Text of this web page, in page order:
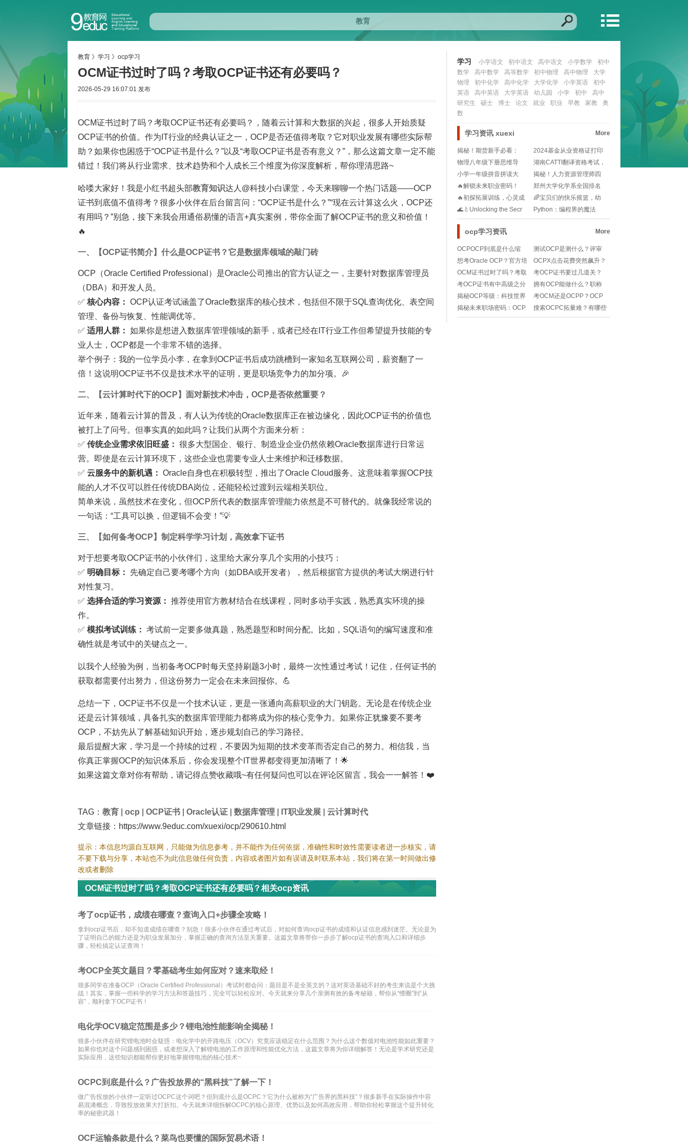
教育 》 学习 》 ocp学习
OCM证书过时了吗？考取OCP证书还有必要吗？
2026-05-29 16:07:01 发布
OCM证书过时了吗？考取OCP证书还有必要吗？，随着云计算和大数据的兴起，很多人开始质疑
OCP证书的价值。作为IT行业的经典认证之一，OCP是否还值得考取？它对职业发展有哪些实际帮
助？如果你也困惑于“OCP证书是什么？”以及“考取OCP证书是否有意义？”，那么这篇文章一定不能
错过！我们将从行业需求、技术趋势和个人成长三个维度为你深度解析，帮你理清思路~
哈喽大家好！我是小红书超头部教育知识达人@科技小白课堂，今天来聊聊一个热门话题——OCP
证书到底值不值得考？很多小伙伴在后台留言问：“OCP证书是什么？”“现在云计算这么火，OCP还
有用吗？”别急，接下来我会用通俗易懂的语言+真实案例，带你全面了解OCP证书的意义和价值！
🔥
一、【OCP证书简介】什么是OCP证书？它是数据库领域的敲门砖
OCP（Oracle Certified Professional）是Oracle公司推出的官方认证之一，主要针对数据库管理员
（DBA）和开发人员。
✅ 核心内容： OCP认证考试涵盖了Oracle数据库的核心技术，包括但不限于SQL查询优化、表空间
管理、备份与恢复、性能调优等。
✅ 适用人群： 如果你是想进入数据库管理领域的新手，或者已经在IT行业工作但希望提升技能的专
业人士，OCP都是一个非常不错的选择。
举个例子：我的一位学员小李，在拿到OCP证书后成功跳槽到一家知名互联网公司，薪资翻了一
倍！这说明OCP证书不仅是技术水平的证明，更是职场竞争力的加分项。🎉
二、【云计算时代下的OCP】面对新技术冲击，OCP是否依然重要？
近年来，随着云计算的普及，有人认为传统的Oracle数据库正在被边缘化，因此OCP证书的价值也
被打上了问号。但事实真的如此吗？让我们从两个方面来分析：
✅ 传统企业需求依旧旺盛： 很多大型国企、银行、制造业企业仍然依赖Oracle数据库进行日常运
营。即使是在云计算环境下，这些企业也需要专业人士来维护和迁移数据。
✅ 云服务中的新机遇： Oracle自身也在积极转型，推出了Oracle Cloud服务。这意味着掌握OCP技
能的人才不仅可以胜任传统DBA岗位，还能轻松过渡到云端相关职位。
简单来说，虽然技术在变化，但OCP所代表的数据库管理能力依然是不可替代的。就像我经常说的
一句话：“工具可以换，但逻辑不会变！”💡
三、【如何备考OCP】制定科学学习计划，高效拿下证书
对于想要考取OCP证书的小伙伴们，这里给大家分享几个实用的小技巧：
✅ 明确目标：
先确定自己要考哪个方向（如DBA或开发者），然后根据官方提供的考试大纲进行针
对性复习。
✅ 选择合适的学习资源： 推荐使用官方教材结合在线课程，同时多动手实践，熟悉真实环境的操
作。
✅ 模拟考试训练： 考试前一定要多做真题，熟悉题型和时间分配。比如，SQL语句的编写速度和准
确性就是考试中的关键点之一。
以我个人经验为例，当初备考OCP时每天坚持刷题3小时，最终一次性通过考试！记住，任何证书的
获取都需要付出努力，但这份努力一定会在未来回报你。💪
总结一下，OCP证书不仅是一个技术认证，更是一张通向高薪职业的大门钥匙。无论是在传统企业
还是云计算领域，具备扎实的数据库管理能力都将成为你的核心竞争力。如果你正犹豫要不要考
OCP，不妨先从了解基础知识开始，逐步规划自己的学习路径。
最后提醒大家，学习是一个持续的过程，不要因为短期的技术变革而否定自己的努力。相信我，当
你真正掌握OCP的知识体系后，你会发现整个IT世界都变得更加清晰了！🌟
如果这篇文章对你有帮助，请记得点赞收藏哦~有任何疑问也可以在评论区留言，我会一一解答！❤️
TAG： 教育 ocp OCP证书 Oracle认证 数据库管理 IT职业发展
云计算时代
文章链接：https://www.9educ.com/xuexi/ocp/290610.html
提示：本信息均源自互联网，只能做为信息参考，并不能作为任何依据，准确性和时效性需要读者进一步核实，请
不要下载与分享，本站也不为此信息做任何负责，内容或者图片如有误请及时联系本站，我们将在第一时间做出修
改或者删除
OCM证书过时了吗？考取OCP证书还有必要吗？相关ocp资讯
考了ocp证书，成绩在哪查？查询入口+步骤全攻略！
拿到ocp证书后，却不知道成绩在哪查？别急！很多小伙伴在通过考试后，对如何查询ocp证书的成绩和认证信息感到迷茫。无论是为
了证明自己的能力还是为职业发展加分，掌握正确的查询方法至关重要。这篇文章将带你一步步了解ocp证书的查询入口和详细步
骤，轻松搞定认证查询！
考OCP全英文题目？零基础考生如何应对？速来取经！
很多同学在准备OCP（Oracle Certified Professional）考试时都会问：题目是不是全英文的？这对英语基础不好的考生来说是个大挑
战！其实，掌握一些科学的学习方法和答题技巧，完全可以轻松应对。今天就来分享几个亲测有效的备考秘籍，帮你从“懵圈”到“从
容”，顺利拿下OCP证书！
电化学OCV稳定范围是多少？锂电池性能影响全揭秘！
很多小伙伴在研究锂电池时会疑惑：电化学中的开路电压（OCV）究竟应该稳定在什么范围？为什么这个数值对电池性能如此重要？
如果你也对这个问题感到困惑，或者想深入了解锂电池的工作原理和性能优化方法，这篇文章将为你详细解答！无论是学术研究还是
实际应用，这些知识都能帮你更好地掌握锂电池的核心技术~
OCPC到底是什么？广告投放界的“黑科技”了解一下！
做广告投放的小伙伴一定听过OCPC这个词吧？但到底什么是OCPC？它为什么被称为“广告界的黑科技”？很多新手在实际操作中容
易混淆概念，导致投放效果大打折扣。今天就来详细拆解OCPC的核心原理、优势以及如何高效应用，帮助你轻松掌握这个提升转化
率的秘密武器！
OCF运输条款是什么？菜鸟也要懂的国际贸易术语！
学习 小学语文 初中语文 高中语文 小学数学
初中
数学
高中数学 高等数学 初中物理 高中物理
大学
物理
初中化学 高中化学 大学化学 小学英语
初中
英语
高中英语 大学英语 幼儿园 小学 初中
高中
研究生
硕士 博士 论文 就业 职业 早教 家教
奥
数
学习资讯 xuexi More
揭秘！期货新手必看：
2025年期货从业资
2024基金从业资格证打印
流程是怎样的？
物理八年级下册思维导
图？🧐如何快速梳理知
湖南CATTI翻译资格考试，
你准备好了吗
小学一年级拼音拼读大
全？🎒孩子发音不准怎
揭秘！人力资源管理师四
级的入门密码：你需
🔥解锁未来职业密码！
BEC报名资格全解析
郑州大学化学系全国排名
是多少🧐是怎样的实
🔥初探拓展训练，心灵成
长的火花碰撞！🔥
🌈宝贝们的快乐摇篮，幼
儿园的温馨颂歌🎈!
🌊💧Unlocking the Secr
Python：编程界的魔法
棒，解锁无限趣
ocp学习资讯 More
OCPOCP到底是什么缩
写？云计算工程师必知的
神秘代码！快来揭秘吧~
测试OCP是测什么？评审
内容和要求有哪些？
想考Oracle OCP？官方培
训教材怎么选？
OCPX点击花费突然飙升？
背后原因+解决办法全解
析！
OCM证书过时了吗？考取
OCP证书还有必要吗？
考OCP证书要过几道关？
零基础小白如何备考？
考OCP证书有中高级之分
吗？如何规划学习路径？
拥有OCP能做什么？职称
和就业前景如何？求详细
解答！
揭秘OCP等级：科技世界
的神秘代码锁鑰!
考OCM还是OCPP？OCP
考试教材怎么选才靠谱？
揭秘未来职场密码：OCP
认证证书，你的数字时代
搜索OCPC拓量难？有哪些
高效实用的拓量方法值得